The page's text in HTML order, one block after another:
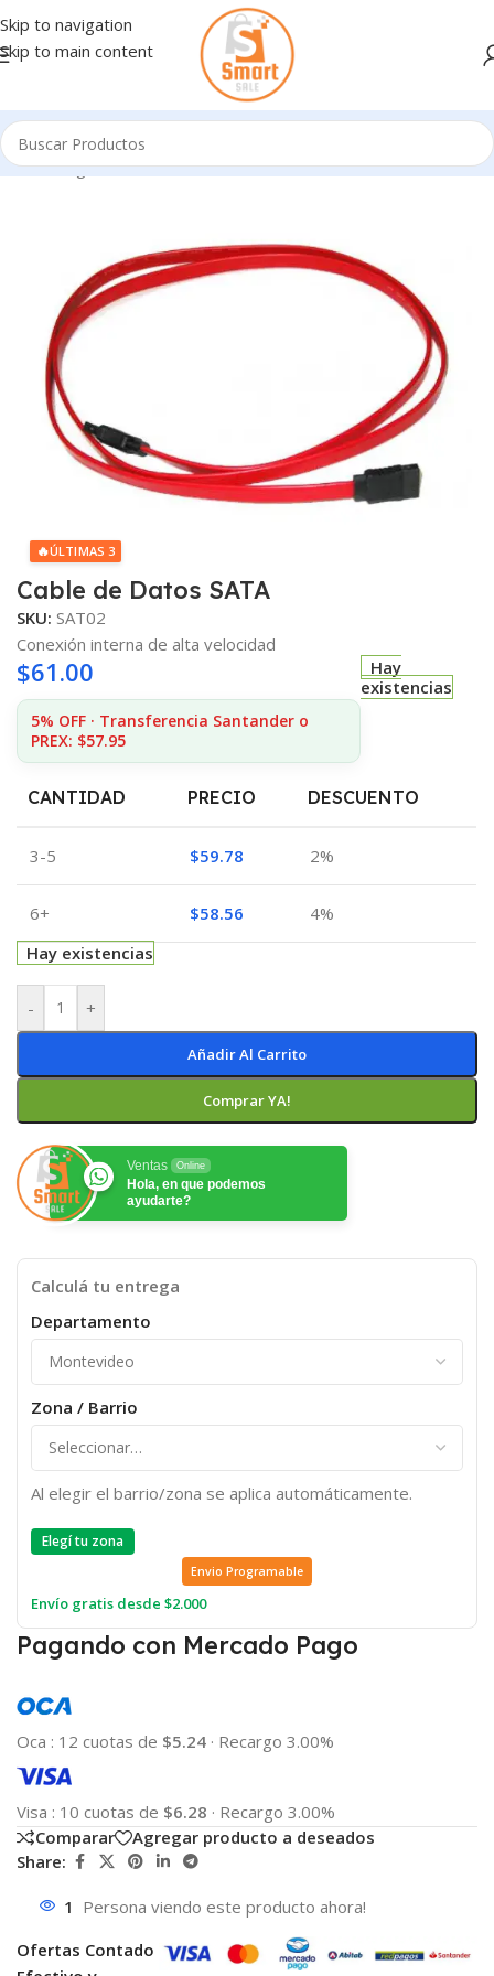
Skip to navigation
Skip to main content
Inicio/Ingresando
🔥ÚLTIMAS 3
Cable de Datos SATA
SKU: SAT02
Conexión interna de alta velocidad
$61.00
5% OFF · Transferencia Santander o
PREX: $57.95
Hay
existencias
CANTIDAD PRECIO DESCUENTO
3-5 $59.78 2%
6+ $58.56
4%
Hay existencias
- +
Añadir Al Carrito
Comprar YA!
Ventas Online
Hola, en que podemos
ayudarte?
Calculá tu entrega
Departamento
Zona / Barrio
Al elegir el barrio/zona se aplica automáticamente.
Elegí tu zona
Envio Programable
Envío gratis desde $2.000
Pagando con Mercado Pago
Oca : 12 cuotas de $5.24 · Recargo 3.00%
Visa : 10 cuotas de $6.28 · Recargo 3.00%
Comparar
Agregar producto a deseados
Share:
1 Persona viendo este producto ahora!
Ofertas Contado